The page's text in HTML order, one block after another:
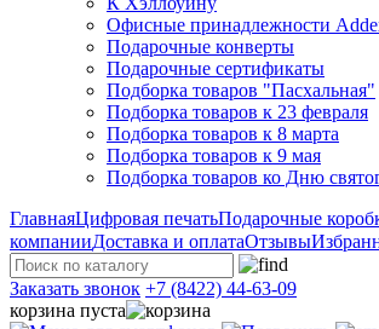
Офисные принадлежности
Подарочные конверты
Подарочные сертификаты
Подборка товаров "Пасхальная"
Подборка товаров к 23 февраля
Подборка товаров к 8 марта
Подборка товаров к 9 мая
Подборка товаров ко Дню
ГлавнаяЦифровая печатьПодарочные
компанииДоставка и оплатаОтзывы
Заказать звонок +7 (8422) 44-63-09
корзина пуста